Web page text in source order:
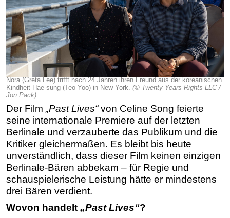
Nora (Greta Lee) trifft nach 24 Jahren ihren Freund aus der koreanischen
Kindheit Hae-sung (Teo Yoo) in New York. (© Twenty Years Rights LLC /
Jon Pack)
Der Film „Past Lives“von Celine Song feierte
seine internationale Premiere auf der letzten
Berlinale und verzauberte das Publikum und die
Kritiker gleichermaßen. Es bleibt bis heute
unverständlich, dass dieser Film keinen einzigen
Berlinale-Bären abbekam – für Regie und
schauspielerische Leistung hätte er mindestens
drei Bären verdient.
Wovon handelt „Past Lives“?